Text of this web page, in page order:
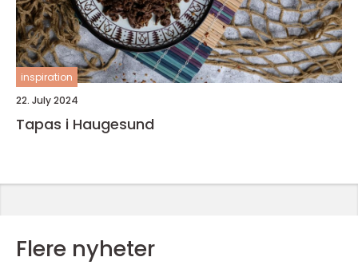
inspiration
22. July 2024
Tapas i Haugesund
Flere nyheter